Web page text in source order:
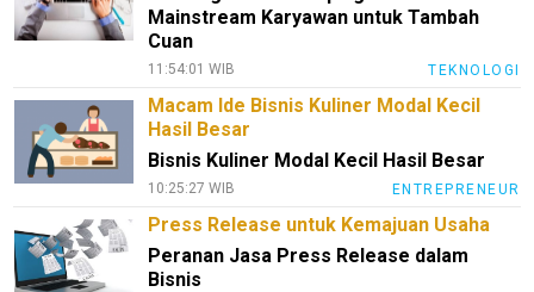
Mainstream Karyawan untuk Tambah
Cuan
11:54:01 WIB TEKNOLOGI
Macam Ide Bisnis Kuliner Modal Kecil
Hasil Besar
Bisnis Kuliner Modal Kecil Hasil Besar
10:25:27 WIB ENTREPRENEUR
Press Release untuk Kemajuan Usaha
Peranan Jasa Press Release dalam
Bisnis
Smartphone
EduBudaya
EduStyle
TeknoGame
Economy
Tekno